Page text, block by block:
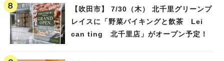
【吹田市】 7/30（木） 北千里グリーンプ
レイスに「野菜バイキングと飲茶 Lei
can ting 北千里店」がオープン予定！